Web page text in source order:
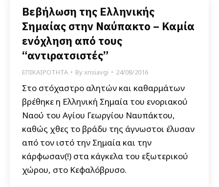
Βεβήλωση της Ελληνικής
Σημαίας στην Ναύπακτο – Καμία
ενόχληση από τους
“αντιρατσιστές”
ΕΠΙΚΑΙΡΟΤΗΤΑ Byxrisiavgi 24/08/2016
Στο στόχαστρο αλητών και καθαρμάτων
βρέθηκε η Ελληνική Σημαία του ενοριακού
Ναού του Αγίου Γεωργίου Ναυπάκτου,
καθώς χθες το βράδυ της άγνωστοι έλυσαν
από τον ιστό την Σημαία και την
κάρφωσαν(!) στα κάγκελα του εξωτερικού
χώρου, στο Κεφαλόβρυσο.